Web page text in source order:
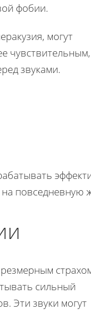
фобии.
могут
чувствительным,
звуками.
повседневную
сильный
Эти звуки могут